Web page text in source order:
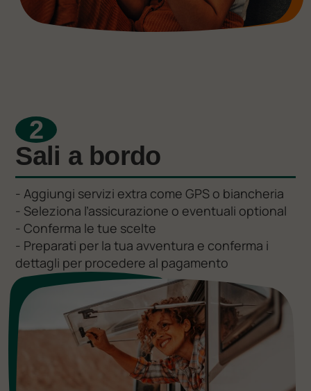
2
Sali a bordo
- Aggiungi servizi extra come GPS o biancheria
- Seleziona l’assicurazione o eventuali optional
- Conferma le tue scelte
- Preparati per la tua avventura e conferma i
dettagli per procedere al pagamento